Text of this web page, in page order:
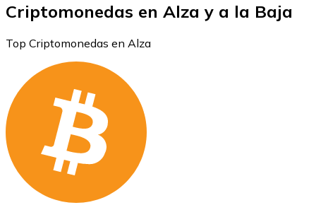
Criptomonedas en Alza y a la Baja
Top Criptomonedas en Alza